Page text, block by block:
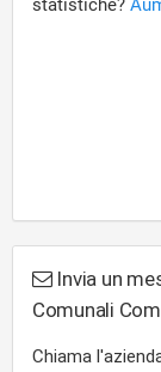
Invia un
Comunali
Chiama